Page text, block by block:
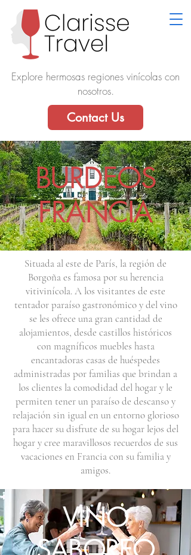
Explore hermosas regiones vinícolas con
nosotros.
Contact Us
BURDEOS
FRANCIA
Situada al este de París, la región de
Borgoña es famosa por su herencia
vitivinícola. A los visitantes de este
tentador paraíso gastronómico y del vino
se les ofrece una gran cantidad de
alojamientos, desde castillos históricos
con magníficos muebles hasta
encantadoras casas de huéspedes
administradas por familias que brindan a
los clientes la comodidad del hogar y le
permiten tener un paraíso de descanso y
relajación sin igual en un entorno glorioso
para hacer su disfrute de su hogar lejos del
hogar y cree maravillosos recuerdos de sus
vacaciones en Francia con su familia y
amigos.
VINO